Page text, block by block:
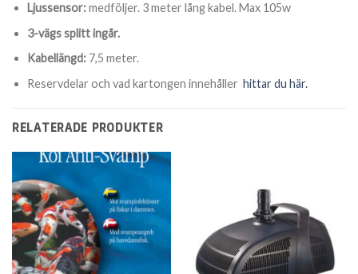
Ljussensor:medföljer. 3 meter lång kabel. Max 105w
3-vägs splitt ingår.
Kabellängd:7,5 meter.
Reservdelar och vad kartongen innehåller hittar du här.
RELATERADE PRODUKTER